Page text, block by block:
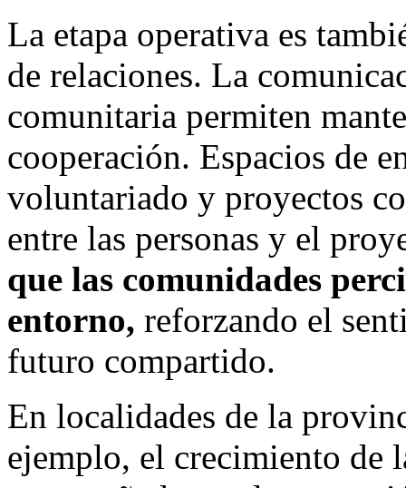
La etapa operativa es
de relaciones. La
comunitaria permiten
cooperación. Espacios de
voluntariado y proyectos
entre las personas y el
que las comunidades
entorno, reforzando el
futuro compartido.
En localidades de la
ejemplo, el crecimiento de